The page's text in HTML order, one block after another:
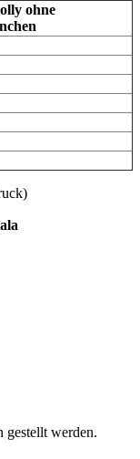
ohne
gestellt werden.